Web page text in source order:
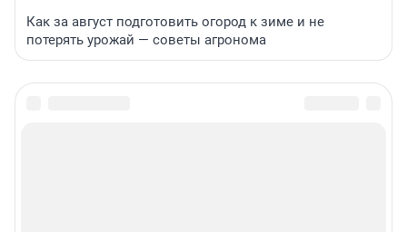
Как за август подготовить огород к зиме и не
потерять урожай — советы агронома